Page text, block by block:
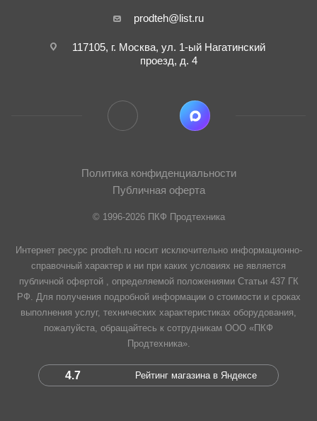
prodteh@list.ru
117105, г. Москва, ул. 1-ый Нагатинский
проезд, д. 4
Политика конфиденциальности
Публичная оферта
© 1996-2026 ПКФ Продтехника
Интернет ресурс prodteh.ru носит исключительно информационно-
справочный характер и ни при каких условиях не является
публичной офертой , определяемой положениями Статьи 437 ГК
РФ. Для получения подробной информации о стоимости и сроках
выполнения услуг, технических характеристиках оборудования,
пожалуйста, обращайтесь к сотрудникам ООО «ПКФ
Продтехника».
4.7 Рейтинг магазина в Яндексе